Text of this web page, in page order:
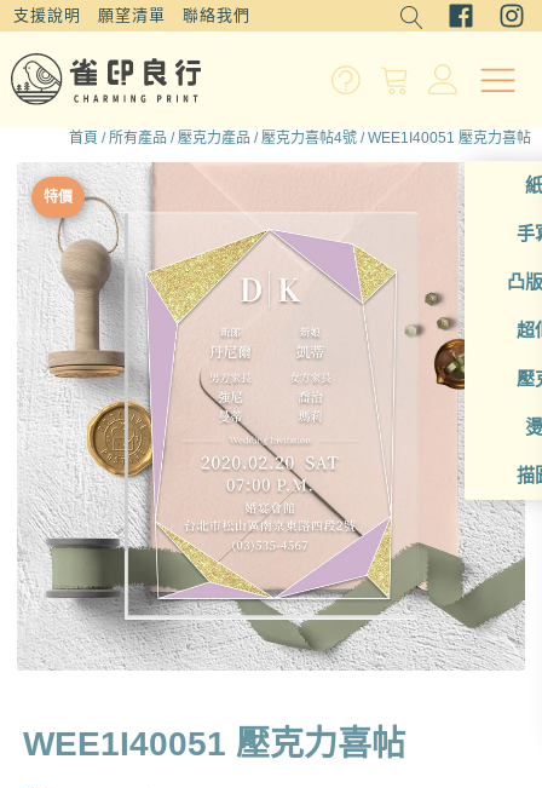
支援說明 願望清單 聯絡我們
手
凸
超
壓
描
首頁 /所有產品 /壓克力產品 /壓克力喜帖4號 / WEE1I40051 壓克力喜帖
特價
WEE1I40051 壓克力喜帖